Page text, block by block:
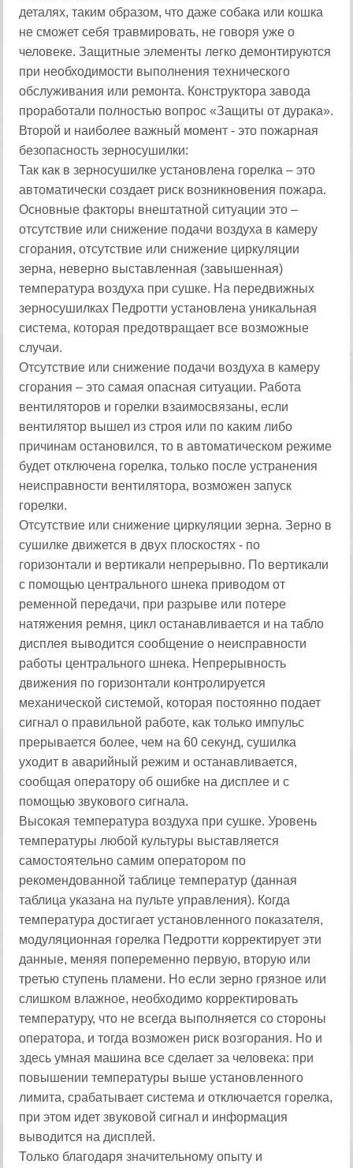
деталях, таким образом, что даже собака или кошка
не сможет себя травмировать, не говоря уже о
человеке. Защитные элементы легко демонтируются
при необходимости выполнения технического
обслуживания или ремонта. Конструктора завода
проработали полностью вопрос «Защиты от дурака».
Второй и наиболее важный момент - это пожарная
безопасность зерносушилки:
Так как в зерносушилке установлена горелка – это
автоматически создает риск возникновения пожара.
Основные факторы внештатной ситуации это –
отсутствие или снижение подачи воздуха в камеру
сгорания, отсутствие или снижение циркуляции
зерна, неверно выставленная (завышенная)
температура воздуха при сушке. На передвижных
зерносушилках Педротти установлена уникальная
система, которая предотвращает все возможные
случаи.
Отсутствие или снижение подачи воздуха в камеру
сгорания – это самая опасная ситуации. Работа
вентиляторов и горелки взаимосвязаны, если
вентилятор вышел из строя или по каким либо
причинам остановился, то в автоматическом режиме
будет отключена горелка, только после устранения
неисправности вентилятора, возможен запуск
горелки.
Отсутствие или снижение циркуляции зерна. Зерно в
сушилке движется в двух плоскостях - по
горизонтали и вертикали непрерывно. По вертикали
с помощью центрального шнека приводом от
ременной передачи, при разрыве или потере
натяжения ремня, цикл останавливается и на табло
дисплея выводится сообщение о неисправности
работы центрального шнека. Непрерывность
движения по горизонтали контролируется
механической системой, которая постоянно подает
сигнал о правильной работе, как только импульс
прерывается более, чем на 60 секунд, сушилка
уходит в аварийный режим и останавливается,
сообщая оператору об ошибке на дисплее и с
помощью звукового сигнала.
Высокая температура воздуха при сушке. Уровень
температуры любой культуры выставляется
самостоятельно самим оператором по
рекомендованной таблице температур (данная
таблица указана на пульте управления). Когда
температура достигает установленного показателя,
модуляционная горелка Педротти корректирует эти
данные, меняя попеременно первую, вторую или
третью ступень пламени. Но если зерно грязное или
слишком влажное, необходимо корректировать
температуру, что не всегда выполняется со стороны
оператора, и тогда возможен риск возгорания. Но и
здесь умная машина все сделает за человека: при
повышении температуры выше установленного
лимита, срабатывает система и отключается горелка,
при этом идет звуковой сигнал и информация
выводится на дисплей.
Только благодаря значительному опыту и